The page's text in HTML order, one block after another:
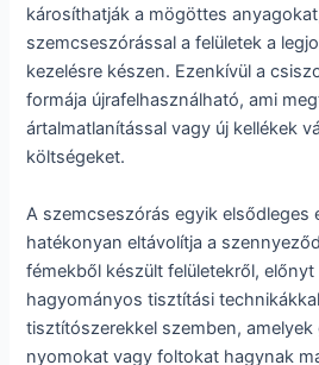
károsíthatják a mögöttes
szemcseszórással a felületek a
kezelésre készen. Ezenkívül a
formája újrafelhasználható, ami
ártalmatlanítással vagy új kellékek
költségeket.
A szemcseszórás egyik elsődleges
hatékonyan eltávolítja a
fémekből készült felületekről,
hagyományos tisztítási
tisztítószerekkel szemben, amelyek
nyomokat vagy foltokat hagynak